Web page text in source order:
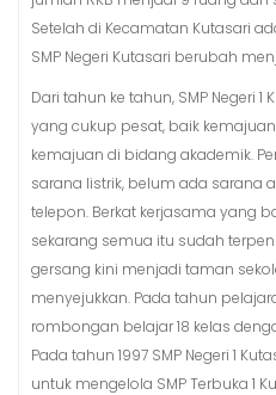
Setelah di Kecamatan Kutasari
SMP Negeri Kutasari berubah
Dari tahun ke tahun, SMP Negeri
yang cukup pesat, baik
kemajuan di bidang akademik.
sarana listrik, belum ada sarana
telepon. Berkat kerjasama yang
sekarang semua itu sudah
gersang kini menjadi taman
menyejukkan. Pada tahun
rombongan belajar 18 kelas
Pada tahun 1997 SMP Negeri 1
untuk mengelola SMP Terbuka 1